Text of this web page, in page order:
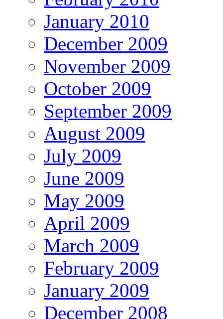
January 2010
December 2009
November 2009
October 2009
September 2009
August 2009
July 2009
June 2009
May 2009
April 2009
March 2009
February 2009
January 2009
December 2008